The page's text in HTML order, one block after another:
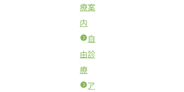
療案
内
自
由診
療
ア